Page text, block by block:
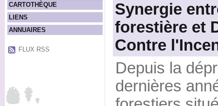
CARTOTHÈQUE
LIENS
ANNUAIRES
FLUX RSS
Synergie
forestière et
Contre
Depuis la
dernières